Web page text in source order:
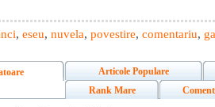
, eseu, nuvela, povestire, comentariu,
Articole Populare
Rank Mare